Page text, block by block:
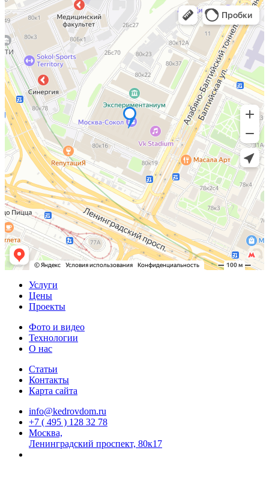
Услуги
Цены
Проекты
Фото и видео
Технологии
О нас
Статьи
Контакты
Карта сайта
info@kedrovdom.ru
+7 ( 495 ) 128 32 78
Москва,
Ленинградский проспект, 80к17